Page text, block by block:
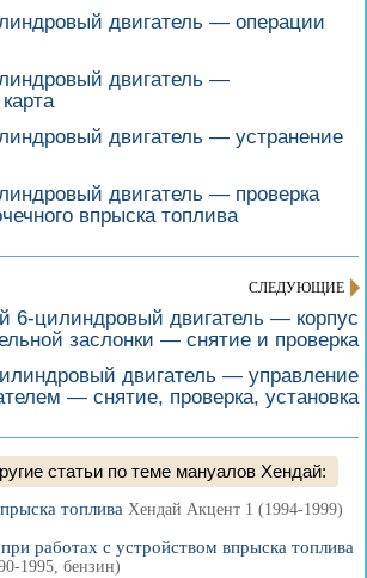
двигатель — операции
двигатель —
двигатель — устранение
двигатель — проверка
впрыска топлива
СЛЕДУЮЩИЕ
6-цилиндровый двигатель — корпус
заслонки — снятие и проверка
двигатель — управление
— снятие, проверка, установка
статьи по теме мануалов Хендай:
топлива Хендай Акцент 1 (1994-1999)
работах с устройством впрыска топлива
1995, бензин)